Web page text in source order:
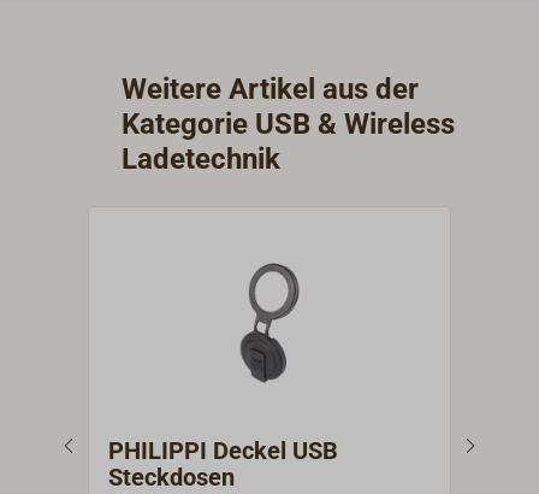
Weitere Artikel aus der
Kategorie USB & Wireless
Ladetechnik
PHILIPPI Deckel USB
Steckdosen